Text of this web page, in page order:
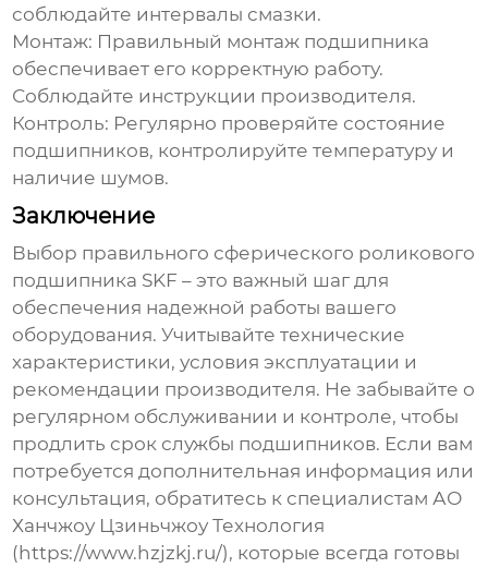
соблюдайте интервалы смазки.
Монтаж: Правильный монтаж подшипника
обеспечивает его корректную работу.
Соблюдайте инструкции производителя.
Контроль: Регулярно проверяйте состояние
подшипников, контролируйте температуру и
наличие шумов.
Заключение
Выбор правильного сферического роликового
подшипника SKF – это важный шаг для
обеспечения надежной работы вашего
оборудования. Учитывайте технические
характеристики, условия эксплуатации и
рекомендации производителя. Не забывайте о
регулярном обслуживании и контроле, чтобы
продлить срок службы подшипников. Если вам
потребуется дополнительная информация или
консультация, обратитесь к специалистамАО
Ханчжоу Цзиньчжоу Технология
( https://www.hzjzkj.ru/), которые всегда готовы